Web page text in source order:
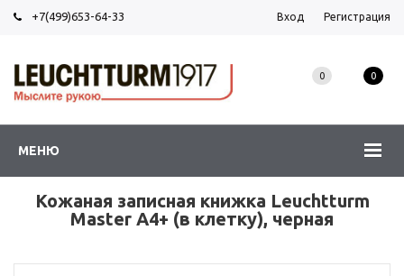
+7(499)653-64-33 Вход Регистрация
МЕНЮ
0 0
Кожаная записная книжка Leuchtturm
Master А4+ (в клетку), черная